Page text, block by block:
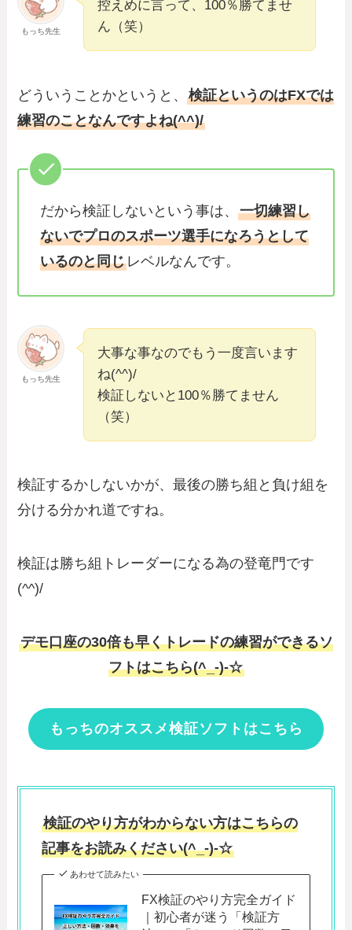
もっち先生
控えめに言って、100％勝てませ
ん（笑）
どういうことかというと、検証というのはFXでは
練習のことなんですよね(^^)/
だから検証しないという事は、一切練習し
ないでプロのスポーツ選手になろうとして
いるのと同じレベルなんです。
もっち先生
大事な事なのでもう一度言います
ね(^^)/
検証しないと100％勝てません
（笑）
検証するかしないかが、最後の勝ち組と負け組を
分ける分かれ道ですね。
検証は勝ち組トレーダーになる為の登竜門です
(^^)/
デモ口座の30倍も早くトレードの練習ができるソ
フトはこちら(^_-)-☆
もっちのオススメ検証ソフトはこちら
検証のやり方がわからない方はこちらの
記事をお読みください(^_-)-☆
あわせて読みたい
FX検証のやり方完全ガイド
｜初心者が迷う「検証方